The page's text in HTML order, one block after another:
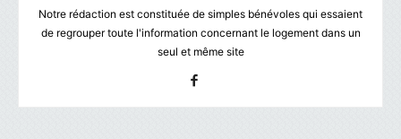
Notre rédaction est constituée de simples bénévoles qui essaient
de regrouper toute l'information concernant le logement dans un
seul et même site